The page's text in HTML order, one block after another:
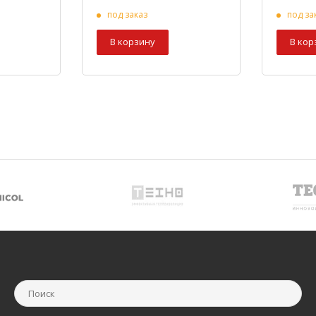
под заказ
В корзину
под
В